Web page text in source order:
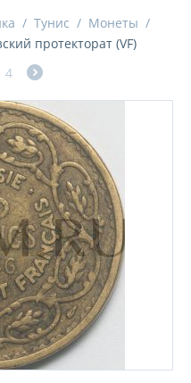
/ Тунис / Монеты /
протекторат (VF)
4